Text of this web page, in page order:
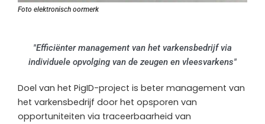
Foto elektronisch oormerk
"Efficiënter management van het varkensbedrijf via
individuele opvolging van de zeugen en vleesvarkens"
Doel van het PigID-project is beter management van
het varkensbedrijf door het opsporen van
opportuniteiten via traceerbaarheid van